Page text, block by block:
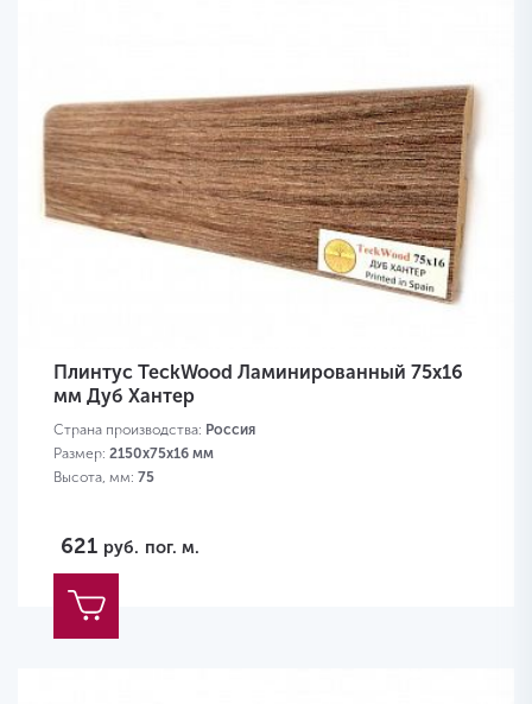
Плинтус TeckWood Ламинированный 75х16
мм Дуб Хантер
Страна производства: Россия
Размер: 2150х75х16 мм
Высота, мм: 75
621 руб. пог. м.